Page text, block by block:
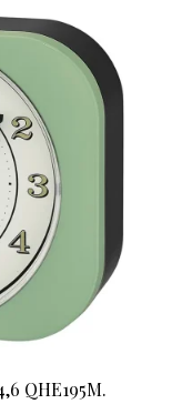
QHE195M.